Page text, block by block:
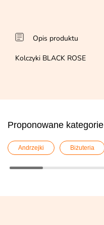
Opis produktu
Kolczyki BLACK ROSE
Proponowane kategorie
Andrzejki Biżuteria